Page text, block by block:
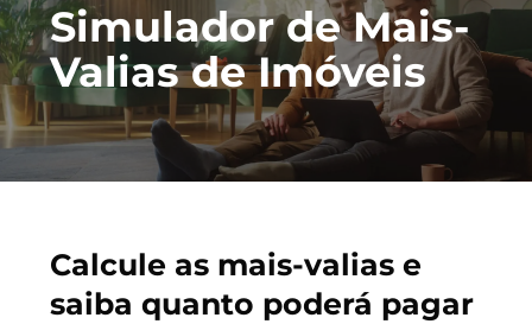
Simulador de Mais-
Valias de Imóveis
Calcule as mais-valias e
saiba quanto poderá pagar